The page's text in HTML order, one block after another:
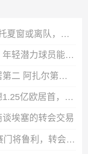
要价7500万镑！RMC：古斯托夏窗或离队，曼城不愿满足切尔西要价
莱比锡总监：迪奥曼德证明，年轻潜力球员能在我们这得到巨大提升
皇马转会费排行：迪奥曼德居第二 阿扎尔第三 C罗第五 齐达内第七
莱比锡卖人收入榜：迪奥曼德1.25亿欧居首，舍什科索博奥尔莫在列
埃塞的转会交易
队报：曼城即将签下34岁马赛门将鲁利，转会费350万欧元